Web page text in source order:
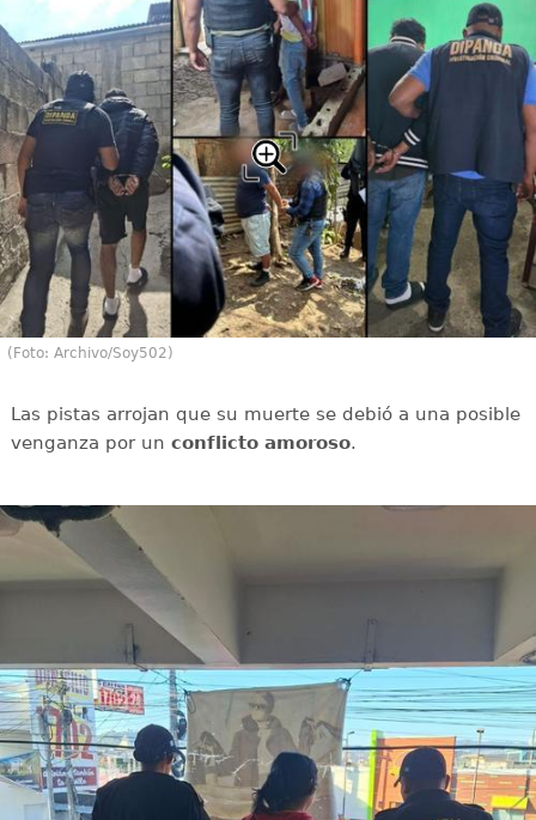
(Foto: Archivo/Soy502)
Las pistas arrojan que su muerte se debió a una posible
venganza por un conflicto amoroso.